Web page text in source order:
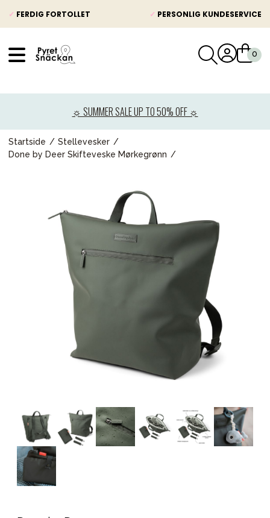
✓ FERDIG FORTOLLET ✓ PERSONLIG KUNDESERVICE
☼ SUMMER SALE UP TO 50% OFF ☼
Startside
Stellevesker
Done by Deer Skifteveske Mørkegrønn
Barnevogner
Bilstol
Barn og baby
Leker og spill
Mamma & Pappa
Møbler & seng
Tilbehør
Reservedeler
Kampanjer
Våre favoritter
Varemerker
Sol og bading Outlet
Veiledning